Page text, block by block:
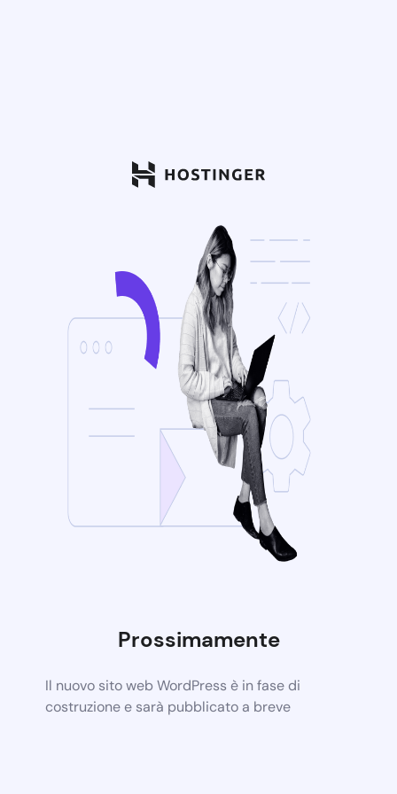
Prossimamente
Il nuovo sito web WordPress è in fase di
costruzione e sarà pubblicato a breve